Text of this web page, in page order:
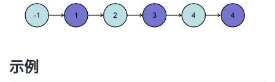
的
我
我
技
的
示例